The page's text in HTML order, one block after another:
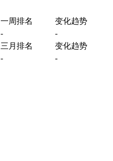
一周排名
变化趋势
-
-
三月排名
变化趋势
- -